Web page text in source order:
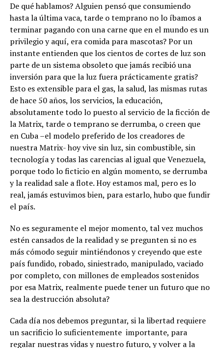
De qué hablamos? Alguien pensó que consumiendo
hasta la última vaca, tarde o temprano no lo íbamos a
terminar pagando con una carne que en el mundo es un
privilegio y aquí, era comida para mascotas? Por un
instante entienden que los cientos de cortes de luz son
parte de un sistema obsoleto que jamás recibió una
inversión para que la luz fuera prácticamente gratis?
Esto es extensible para el gas, la salud, las mismas rutas
de hace 50 años, los servicios, la educación,
absolutamente todo lo puesto al servicio de la ficción de
la Matrix, tarde o temprano se derrumba, o creen que
en Cuba –el modelo preferido de los creadores de
nuestra Matrix- hoy vive sin luz, sin combustible, sin
tecnología y todas las carencias al igual que Venezuela,
porque todo lo ficticio en algún momento, se derrumba
y la realidad sale a flote. Hoy estamos mal, pero es lo
real, jamás estuvimos bien, para estarlo, hubo que fundir
el país.
No es seguramente el mejor momento, tal vez muchos
estén cansados de la realidad y se pregunten si no es
más cómodo seguir mintiéndonos y creyendo que este
país fundido, robado, siniestrado, manipulado, vaciado
por completo, con millones de empleados sostenidos
por esa Matrix, realmente puede tener un futuro que no
sea la destrucción absoluta?
Cada día nos debemos preguntar, si la libertad requiere
un sacrificio lo suficientemente importante, para
regalar nuestras vidas y nuestro futuro, y volver a la